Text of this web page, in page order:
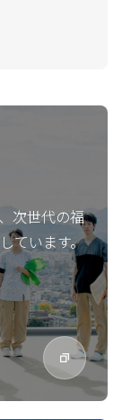
次世代の福
ています。